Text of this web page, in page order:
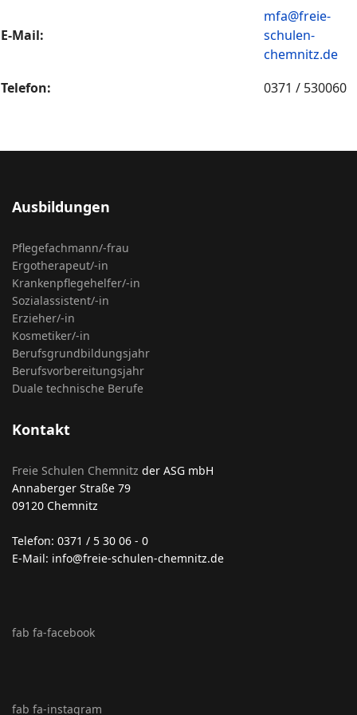
E-Mail:
mfa@freie-
schulen-
chemnitz.de
Telefon:
0371 / 530060
Ausbildungen
Pflegefachmann/-frau
Ergotherapeut/-in
Krankenpflegehelfer/-in
Sozialassistent/-in
Erzieher/-in
Kosmetiker/-in
Berufsgrundbildungsjahr
Berufsvorbereitungsjahr
Duale technische Berufe
Kontakt
Freie Schulen Chemnitz der ASG mbH
Annaberger Straße 79
09120 Chemnitz
Telefon: 0371 / 5 30 06 - 0
E-Mail: info@freie-schulen-chemnitz.de
fab fa-facebook
fab fa-instagram